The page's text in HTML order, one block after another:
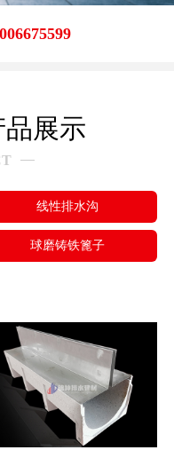
品展示
线性排水沟
球磨铸铁篦子